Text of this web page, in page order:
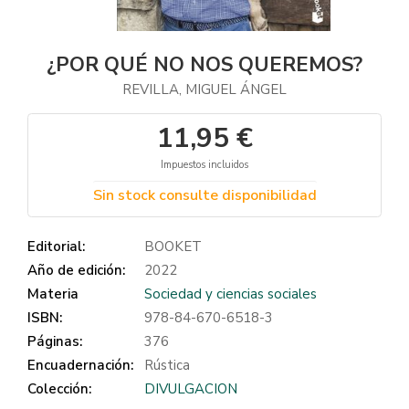
¿POR QUÉ NO NOS QUEREMOS?
REVILLA, MIGUEL ÁNGEL
11,95 €
Impuestos incluidos
Sin stock consulte disponibilidad
Editorial:
BOOKET
Año de edición:
2022
Materia
Sociedad y ciencias sociales
ISBN:
978-84-670-6518-3
Páginas:
376
Encuadernación:
Rústica
Colección:
DIVULGACION